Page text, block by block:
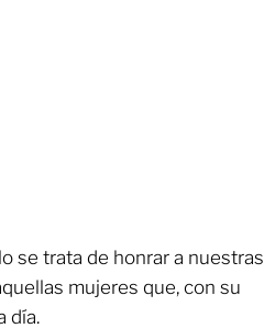
se trata de honrar a nuestras
mujeres que, con su
día.